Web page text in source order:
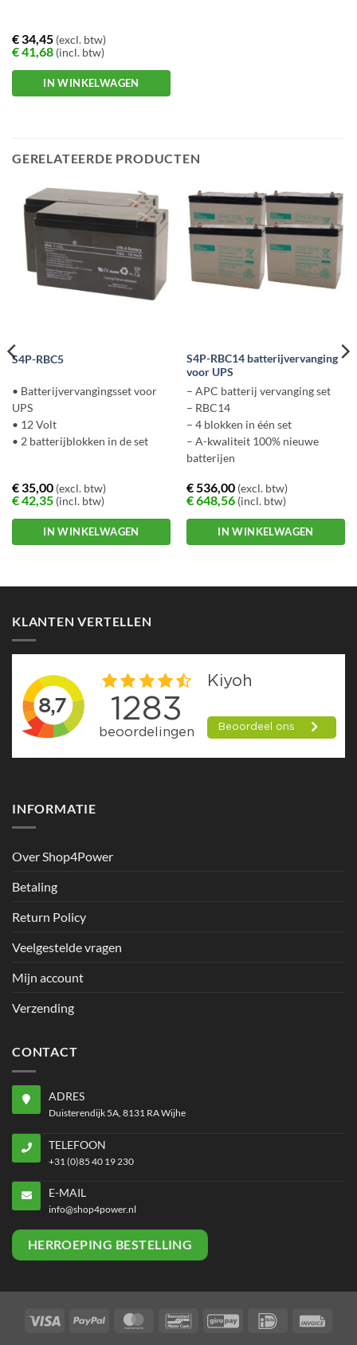
€34,45(excl. btw)
€41,68(incl. btw)
IN WINKELWAGEN
GERELATEERDE PRODUCTEN
S4P-RBC5
• Batterijvervangingsset voor
UPS
• 12 Volt
• 2 batterijblokken in de set
€35,00(excl. btw)
€42,35(incl. btw)
IN WINKELWAGEN
S4P-RBC14 batterijvervanging
voor UPS
– APC batterij vervanging set
– RBC14
– 4 blokken in één set
– A-kwaliteit 100% nieuwe
batterijen
€536,00(excl. btw)
€648,56(incl. btw)
IN WINKELWAGEN
KLANTEN VERTELLEN
INFORMATIE
Over Shop4Power
Betaling
Return Policy
Veelgestelde vragen
Mijn account
Verzending
CONTACT
ADRES
Duisterendijk 5A, 8131 RA Wijhe
TELEFOON
+31 (0)85 40 19 230
E-MAIL
info@shop4power.nl
HERROEPING BESTELLING
Visa PayPal MasterCardBancontactGiroPay IDeal